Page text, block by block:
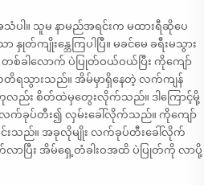
ပါ။ သူမ နာမည်အရင်းက မထားရီဆိုပေ
ျိုးန္ဘေကြပါပြီ။ မခင်မေ ခရီးမသွား
တစ်ခါလောက် ပဲပြုတ်ဝယ်ဝယ်ပြီး ကိုကျော်
တိရသွားသည်။ အိမ်မှာရှိနေတဲ့ လက်ကျန်
လည်း စိတ်ထဲမှတွေးလိုက်သည်။ ဒါကြောင့်မို့
က်ခုပ်တီး၍ လှမ်းခေါ်လိုက်သည်။ ကိုကျော်
သည်။ အခုလိုမျိုး လက်ခုပ်တီးခေါ်လိုက်
ာပြီး အိမ်ရှေ့တံခါးဝအထိ ပဲပြုတ်ကို လာပို့